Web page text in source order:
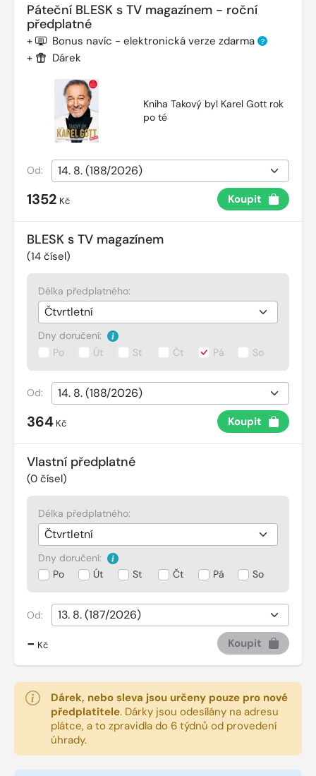
Páteční BLESK s TV magazínem - roční
předplatné
+ Bonus navíc - elektronická verze zdarma ?
+ Dárek
Kniha Takový byl Karel Gott rok
po té
Od:
1352 Kč Koupit
BLESK s TV magazínem
(14 čísel)
Délka předplatného:
Dny doručení:
Po
Út St Čt Pá So
Od:
364 Kč Koupit
Vlastní předplatné
(0 čísel)
Délka předplatného:
Dny doručení:
Po
Út St Čt Pá So
Od:
- Kč Koupit
Dárek, nebo sleva jsou určeny pouze pro nové
předplatitele. Dárky jsou odesílány na adresu
plátce, a to zpravidla do 6 týdnů od provedení
úhrady.